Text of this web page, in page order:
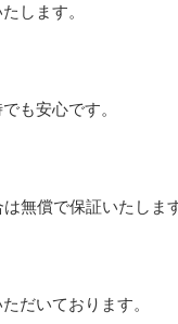
します。
も安心です。
無償で保証いたしま
だいております。